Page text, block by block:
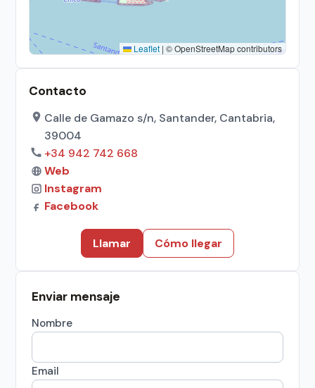
Leaflet | © OpenStreetMap contributors
Contacto
Calle de Gamazo s/n, Santander, Cantabria,
39004
+34 942 742 668
Web
Instagram
Facebook
Llamar Cómo llegar
Enviar mensaje
Nombre
Email